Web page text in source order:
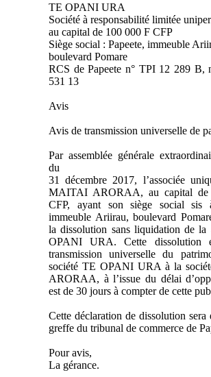
TE OPANI URA
Société à responsabilité limitée
au capital de 100 000 F CFP
Siège social : Papeete, immeuble
boulevard Pomare
RCS de Papeete n° TPI 12 289 B,
531 13
Avis
Avis de transmission universelle de
Par assemblée générale
du
31 décembre 2017, l’associée
MAITAI ARORAA, au capital
CFP, ayant son siège social sis
immeuble Ariirau, boulevard
la dissolution sans liquidation de la
OPANI URA. Cette dissolution
transmission universelle du
société TE OPANI URA à la
ARORAA, à l’issue du délai
est de 30 jours à compter de cette
Cette déclaration de dissolution sera
greffe du tribunal de commerce de
Pour avis,
La gérance.